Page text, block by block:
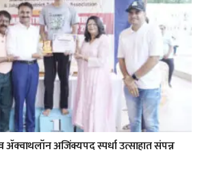
व ॲक्वाथलॉन अजिंक्यपद स्पर्धा उत्साहात संपन्न